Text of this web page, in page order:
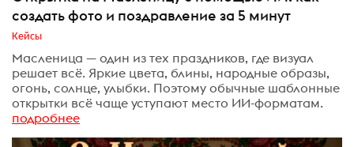
создать фото и поздравление за 5 минут
Кейсы
Масленица — один из тех праздников, где визуал
решает всё. Яркие цвета, блины, народные образы,
огонь, солнце, улыбки. Поэтому обычные шаблонные
открытки всё чаще уступают место ИИ-форматам.
подробнее